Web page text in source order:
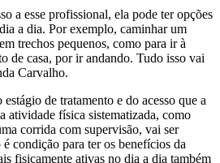
a esse profissional, ela pode ter opções
a dia. Por exemplo, caminhar um
trechos pequenos, como para ir à
de casa, por ir andando. Tudo isso vai
Carvalho.
de tratamento e do acesso que a
atividade física sistematizada, como
corrida com supervisão, vai ser
condição para ter os benefícios da
fisicamente ativas no dia a dia também